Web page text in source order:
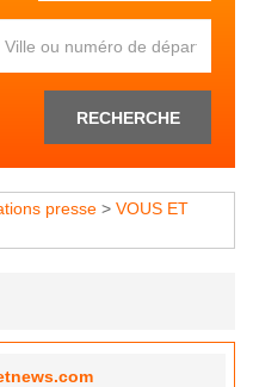
RECHERCHE
presse > VOUS ET